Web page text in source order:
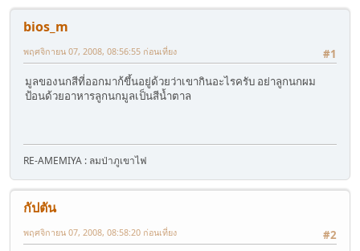
bios_m
#1
พฤศจิกายน 07, 2008, 08:56:55 ก่อนเที่ยง
มูลของนกสีที่ออกมาก้ขึ้นอยู่ด้วยว่าเขากินอะไรครับ อย่าลูกนกผม
ป้อนด้วยอาหารลูกนกมูลเป็นสีน้ำตาล
RE-AMEMIYA : ลมป่าภูเขาไฟ
กัปตัน
#2
พฤศจิกายน 07, 2008, 08:58:20 ก่อนเที่ยง